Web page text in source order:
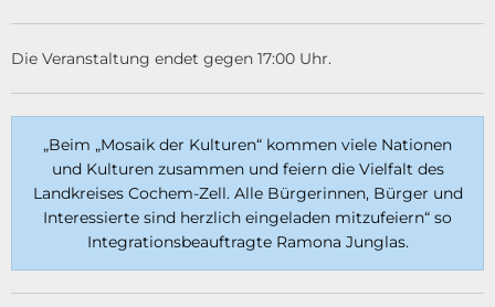
Die Veranstaltung endet gegen 17:00 Uhr.
„Beim „Mosaik der Kulturen“ kommen viele Nationen
und Kulturen zusammen und feiern die Vielfalt des
Landkreises Cochem-Zell. Alle Bürgerinnen, Bürger und
Interessierte sind herzlich eingeladen mitzufeiern“ so
Integrationsbeauftragte Ramona Junglas.